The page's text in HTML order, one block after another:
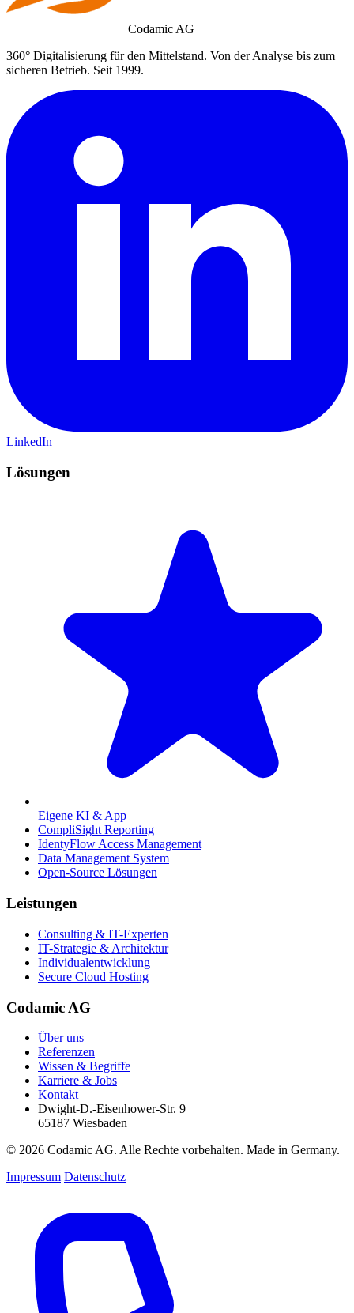
Codamic AG
360° Digitalisierung für den Mittelstand. Von der Analyse bis zum
sicheren Betrieb. Seit 1999.
LinkedIn
Lösungen
Eigene KI & App
CompliSight Reporting
IdentyFlow Access Management
Data Management System
Open-Source Lösungen
Leistungen
Consulting & IT-Experten
IT-Strategie & Architektur
Individualentwicklung
Secure Cloud Hosting
Codamic AG
Über uns
Referenzen
Wissen & Begriffe
Karriere & Jobs
Kontakt
Dwight-D.-Eisenhower-Str. 9
65187 Wiesbaden
© 2026 Codamic AG. Alle Rechte vorbehalten. Made in Germany.
Impressum Datenschutz